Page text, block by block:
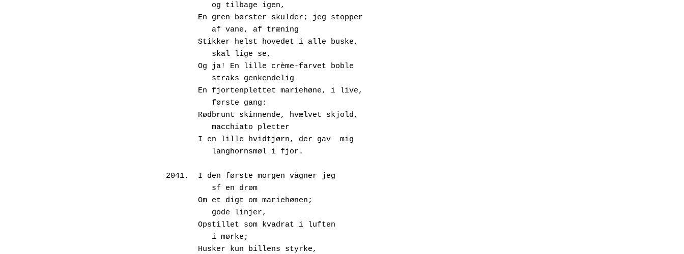
          og tilbage igen,
       En gren børster skulder; jeg stopper
          af vane, af træning
       Stikker helst hovedet i alle buske,
          skal lige se,
       Og ja! En lille crème-farvet boble
          straks genkendelig
       En fjortenplettet mariehøne, i live,
	  første gang:
       Rødbrunt skinnende, hvælvet skjold,
          macchiato pletter
       I en lille hvidtjørn, der gav  mig
          langhornsmøl i fjor.
2041.  I den første morgen vågner jeg
          sf en drøm
       Om et digt om mariehønen;
          gode linjer,
       Opstillet som kvadrat i luften
          i mørke;
       Husker kun billens styrke,